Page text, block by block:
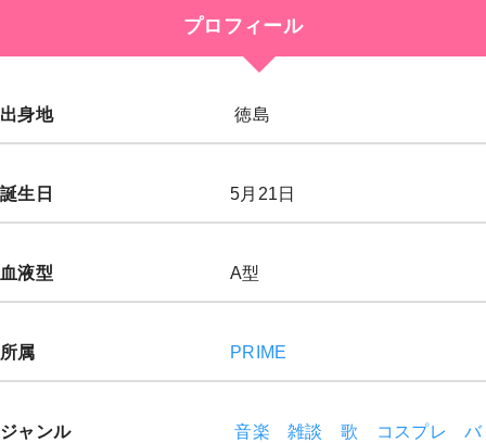
プロフィール
出身地 徳島
誕生日 5月21日
血液型 A型
所属 PRIME
ジャンル 音楽 雑談 歌 コスプレ
バ